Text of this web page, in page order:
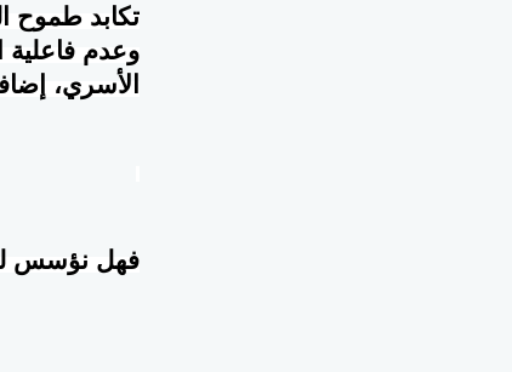
تكابد طموح
وعدم فاعلية
الأسري،
فهل نؤسس